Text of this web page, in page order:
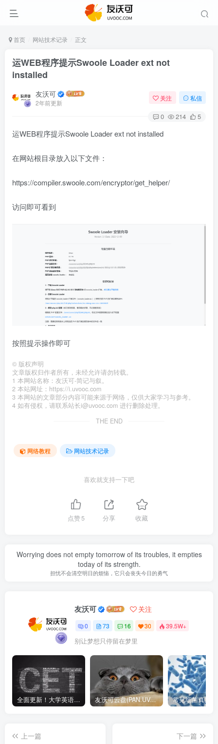
首页 网站技术记录 正文
运WEB程序提示Swoole Loader ext not
installed
友沃可
2年前更新
关注 私信
0 214 5
运WEB程序提示Swoole Loader ext not installed
在网站根目录放入以下文件：
https://compiler.swoole.com/encryptor/get_helper/
访问即可看到
按照提示操作即可
© 版权声明
文章版权归作者所有，未经允许请勿转载。
1 本网站名称：友沃可-简记与叙。
2 本站网址：https://i.uvooc.com
3 本网站的文章部分内容可能来源于网络，仅供大家学习与参考。
4 如有侵权，请联系站长i@uvooc.com 进行删除处理。
THE END
网络教程 网站技术记录
喜欢就支持一下吧
点赞5 分享 收藏
Worrying does not empty tomorrow of its troubles, it empties
today of its strength.
担忧不会清空明日的烦恼，它只会丧失今日的勇气
友沃可 关注
0 73 16 30 39.5W+
别让梦想只停留在梦里
全面更新！大学英语四六级1990-2024年12月真题高清PDF版本！无水印！包含详细答案解析，听力音频！ 友沃可云盘(PAN.UVOOC.COM)如何使用及更新日志
上一篇
下一篇